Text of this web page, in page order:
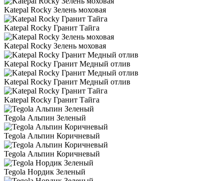
Katepal Rocky Зелень моховая
Katepal Rocky Гранит Тайга
Katepal Rocky Зелень моховая
Katepal Rocky Гранит Медный отлив
Katepal Rocky Гранит Медный отлив
Katepal Rocky Гранит Тайга
Tegola Альпин Зеленый
Tegola Альпин Коричневый
Tegola Альпин Коричневый
Tegola Нордик Зеленый